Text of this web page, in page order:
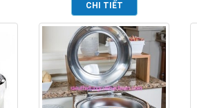
CHI TIẾT